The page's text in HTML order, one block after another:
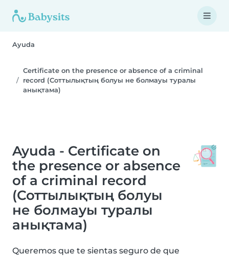
Ayuda
Certificate on the presence or absence of a criminal
record (Соттылықтың болуы не болмауы туралы
анықтама)
Ayuda - Certificate on
the presence or absence
of a criminal record
(Соттылықтың болуы
не болмауы туралы
анықтама)
Queremos que te sientas seguro de que